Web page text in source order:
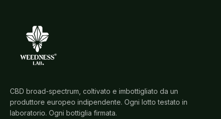
CBD broad-spectrum, coltivato e imbottigliato da un
produttore europeo indipendente. Ogni lotto testato in
laboratorio. Ogni bottiglia firmata.